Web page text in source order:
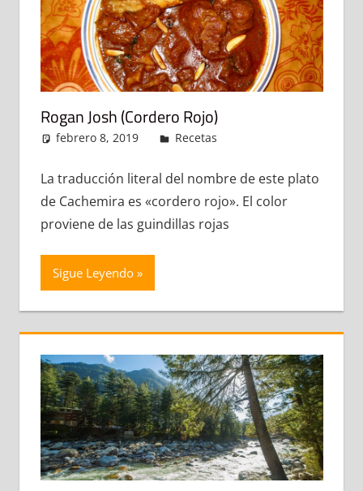
Rogan Josh (Cordero Rojo)
febrero 8, 2019 admin
Recetas
La traducción literal del nombre de este plato
de Cachemira es «cordero rojo». El color
proviene de las guindillas rojas
Sigue Leyendo